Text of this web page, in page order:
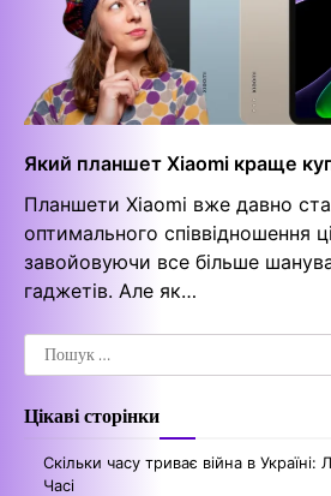
Який планшет Xiaomi краще
Планшети Xiaomi вже давно
оптимального співвідношення
завойовуючи все більше
гаджетів. Але як…
Пошук:
Цікаві сторінки
Скільки часу триває війна в
Часі